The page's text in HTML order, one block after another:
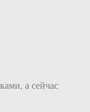
а сейчас